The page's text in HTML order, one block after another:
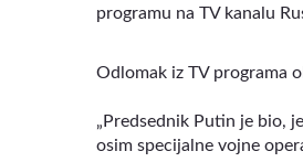
programu na TV kanalu
Odlomak iz TV programa
„Predsednik Putin je bio,
osim specijalne vojne